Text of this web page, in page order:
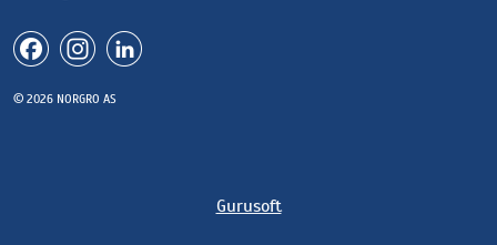
© 2026 NORGRO AS
Gurusoft